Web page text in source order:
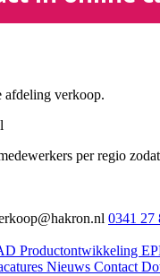
afdeling verkoop.
per regio
0341 27
Productontwikkeling
Nieuws Contact